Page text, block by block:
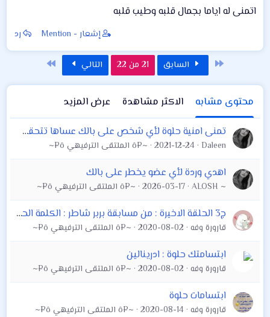
اتمنى له اياما بجمال قلبه وطيب قلبه
إشعار - Mention رد
الأول السابق 21 من 22 التالي
محتوى مشابه الاكثر مشاهدة
عرض المزيد
تمنى امنية حلوة لأي شخص على بالك عساها تتحقق يارب
Daleen
2021-12-24 ~¤ô الملتقى الترفيهي ô¤~
اهدي وردة لأي عضو يخطر على بالك
ALOSH ~
2026-03-17 ~¤ô الملتقى الترفيهي ô¤~
ج3 الحلقة الاخيرة : من مسابقة بربر شاطر : الكلمة الحلوة ابلاش فلاتبخل بيها
قارورة وفه 2020-08-02 ~¤ô الملتقى الترفيهي ô¤~
ابتسامتك حلوة : ادرينالين
قارورة وفه 2020-08-02 ~¤ô الملتقى الترفيهي ô¤~
ابتسامات حلوة
قارورة وفه 2020-08-14 ~¤ô الملتقى الترفيهي ô¤~